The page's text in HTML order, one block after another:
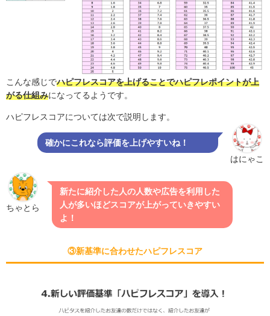
こんな感じでハピフレスコアを上げることでハピフレポイントが上
がる仕組みになってるようです。
ハピフレスコアについては次で説明します。
はにゃこ
確かにこれなら評価を上げやすいね！
ちゃとら
新たに紹介した人の人数や広告を利用した
人が多いほどスコアが上がっていきやすい
よ！
③新基準に合わせたハピフレスコア